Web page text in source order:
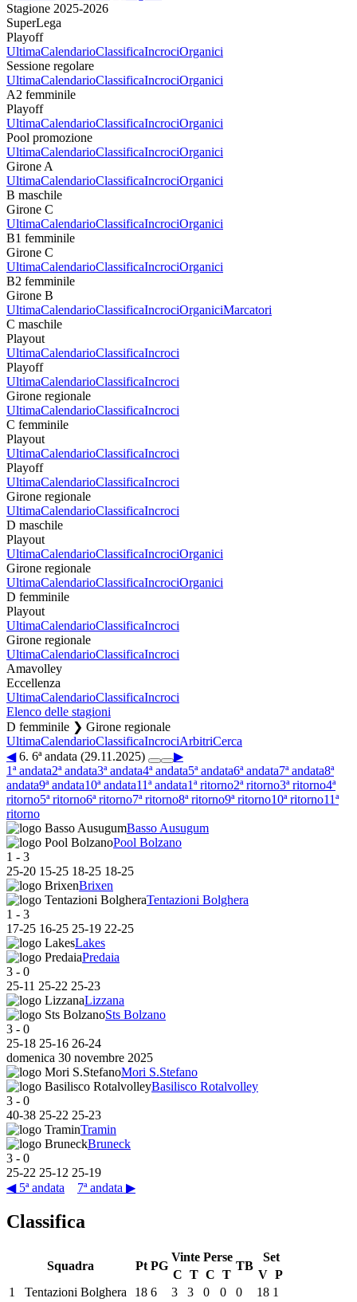
Stagione 2025-2026
SuperLega
Playoff
UltimaCalendarioClassificaIncrociOrganici
Sessione regolare
UltimaCalendarioClassificaIncrociOrganici
A2 femminile
Playoff
UltimaCalendarioClassificaIncrociOrganici
Pool promozione
UltimaCalendarioClassificaIncrociOrganici
Girone A
UltimaCalendarioClassificaIncrociOrganici
B maschile
Girone C
UltimaCalendarioClassificaIncrociOrganici
B1 femminile
Girone C
UltimaCalendarioClassificaIncrociOrganici
B2 femminile
Girone B
UltimaCalendarioClassificaIncrociOrganiciMarcatori
C maschile
Playout
UltimaCalendarioClassificaIncroci
Playoff
UltimaCalendarioClassificaIncroci
Girone regionale
UltimaCalendarioClassificaIncroci
C femminile
Playout
UltimaCalendarioClassificaIncroci
Playoff
UltimaCalendarioClassificaIncroci
Girone regionale
UltimaCalendarioClassificaIncroci
D maschile
Playout
UltimaCalendarioClassificaIncrociOrganici
Girone regionale
UltimaCalendarioClassificaIncrociOrganici
D femminile
Playout
UltimaCalendarioClassificaIncroci
Girone regionale
UltimaCalendarioClassificaIncroci
Amavolley
Eccellenza
UltimaCalendarioClassificaIncroci
Elenco delle stagioni
D femminile ❯ Girone regionale
UltimaCalendarioClassificaIncrociArbitriCerca
◀6. 6ª andata (29.11.2025)
▶
1ª andata2ª andata3ª andata4ª andata5ª andata6ª andata7ª andata8ª
andata9ª andata10ª andata11ª andata1ª ritorno2ª ritorno3ª ritorno4ª
ritorno5ª ritorno6ª ritorno7ª ritorno8ª ritorno9ª ritorno10ª ritorno11ª
ritorno
Basso Ausugum
Pool Bolzano
1 - 3
25-20 15-25 18-25 18-25
Brixen
Tentazioni Bolghera
1 - 3
17-25 16-25 25-19 22-25
Lakes
Predaia
3 - 0
25-11 25-22 25-23
Lizzana
Sts Bolzano
3 - 0
25-18 25-16 26-24
domenica 30 novembre 2025
Mori S.Stefano
Basilisco Rotalvolley
3 - 0
40-38 25-22 25-23
Tramin
Bruneck
3 - 0
25-22 25-12 25-19
◀ 5ª andata
7ª andata ▶
Classifica
Squadra Pt PG
Vinte Perse
TB
Set
C T C T V P
1
Tentazioni Bolghera 18 6 3 3 0 0 0 18 1